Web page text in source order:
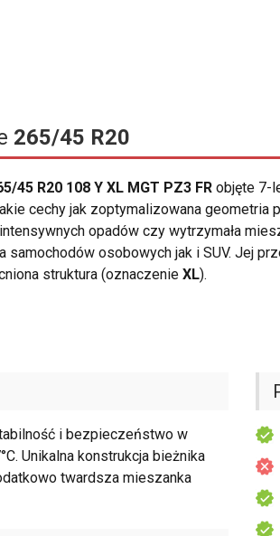
265/45 R20
45 R20 108 Y XL MGT PZ3 FR objęte 7-
cechy jak zoptymalizowana geometria
opadów czy wytrzymała
samochodów osobowych jak i SUV. Jej
struktura (oznaczenie XL).
i bezpieczeństwo w
Unikalna konstrukcja bieżnika
twardsza mieszanka